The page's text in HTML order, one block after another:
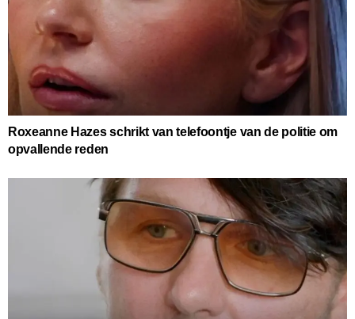
Roxeanne Hazes schrikt van telefoontje van de politie om
opvallende reden